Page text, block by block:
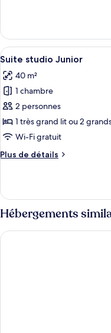
de
chambre :
Chambre
Chambre
Afficher
toutes
les
photos
pour
ce
type
chambre :
Junior
5
Suite studio Junior
40 m²
1 chambre
2 personnes
1 très grand lit ou 2
Wi-Fi gratuit
Plus de détails
Plus
Suite
studio
Junior
Hébergements
Austria Trend Hotel